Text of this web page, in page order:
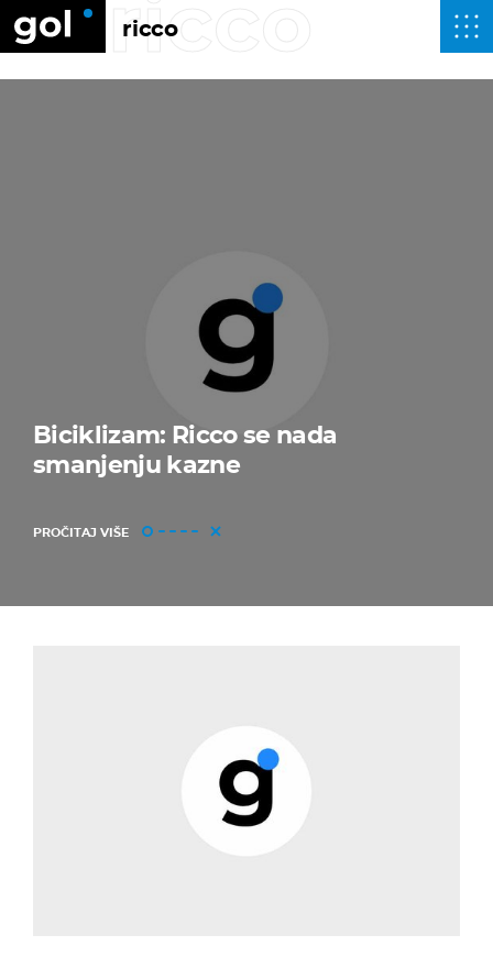
ricco
ricco
Biciklizam: Ricco se nada
smanjenju kazne
PROČITAJ VIŠE